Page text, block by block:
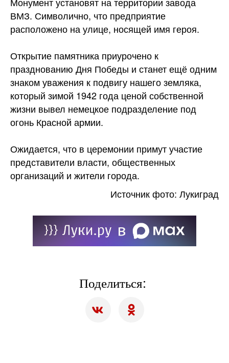
ВМЗ. Символично, что предприятие
расположено на улице, носящей имя героя.
Открытие памятника приурочено к
празднованию Дня Победы и станет ещё одним
знаком уважения к подвигу нашего земляка,
который зимой 1942 года ценой собственной
жизни вывел немецкое подразделение под
огонь Красной армии.
Ожидается, что в церемонии примут участие
представители власти, общественных
организаций и жители города.
Источник фото: Лукиград
Поделиться: